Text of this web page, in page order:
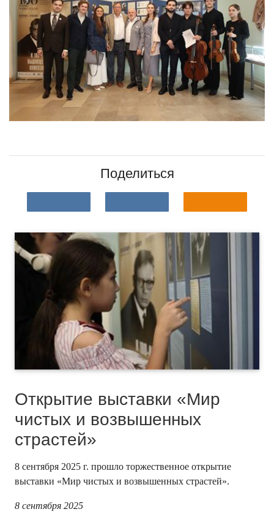
Поделиться
Открытие выставки «Мир
чистых и возвышенных
страстей»
8 сентября 2025 г. прошло торжественное открытие
выставки «Мир чистых и возвышенных страстей».
8 сентября 2025